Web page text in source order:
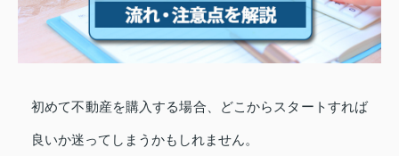
初めて不動産を購入する場合、どこからスタートすれば
良いか迷ってしまうかもしれません。